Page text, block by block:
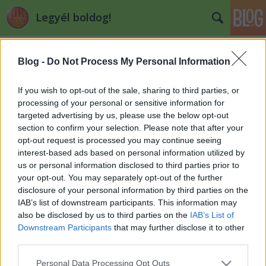
Blog - Do Not Process My Personal Information
If you wish to opt-out of the sale, sharing to third parties, or
processing of your personal or sensitive information for
targeted advertising by us, please use the below opt-out
section to confirm your selection. Please note that after your
opt-out request is processed you may continue seeing
interest-based ads based on personal information utilized by
us or personal information disclosed to third parties prior to
your opt-out. You may separately opt-out of the further
disclosure of your personal information by third parties on the
IAB’s list of downstream participants. This information may
also be disclosed by us to third parties on the IAB’s List of
Downstream Participants that may further disclose it to other
Please note that this website/app uses one or more Google
Personal Data Processing Opt Outs
Legyél boldog!
Lzooltan•2013. július 01.
1. hét hétfő A számláló szerint 1804 kalóriával
zártam a napot. Az első napokban megpróbálom
minél pontosabban mérni és követni a
mennyiségeket. Néhány hét után szerintem
automatikusan érezni fogom, hogy mennyi az elég
és mennyi a sok. Bár nem ettem kevesebbet, mint…
Podcastek futáshoz
Lzooltan•2013. február 27.